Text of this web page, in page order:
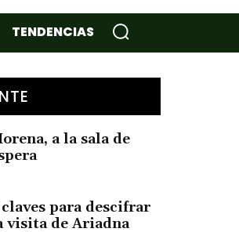
TENDENCIAS
a la sala de
para descifrar
visita de Ariadna